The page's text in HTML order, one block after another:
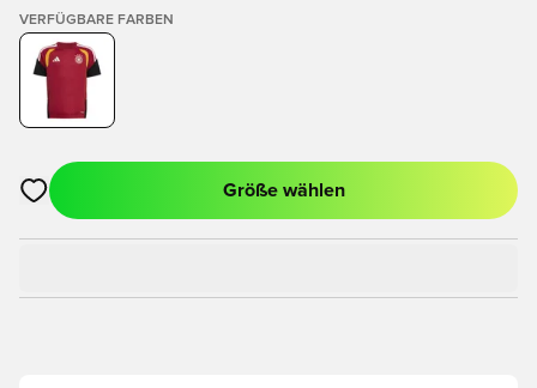
VERFÜGBARE FARBEN
Öffnet ein neues Fenster zum Anmelden oder Registrieren
Größe wählen